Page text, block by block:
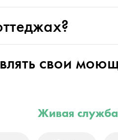
свои
Живая